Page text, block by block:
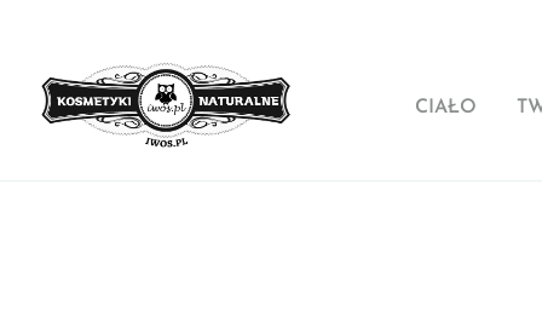
CIAŁO